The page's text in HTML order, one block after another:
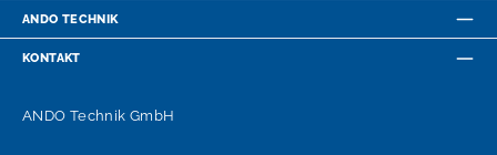
ANDO TECHNIK
KONTAKT
ANDO Technik GmbH